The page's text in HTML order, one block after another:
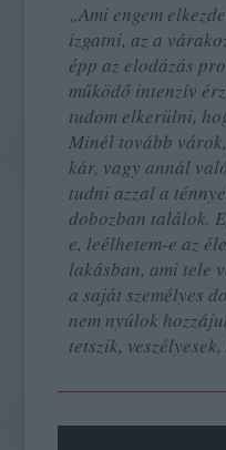
„Ami engem
izgatni, az a
épp az elodázás
működő intenzív
tudom elkerülni,
Minél tovább
kár, vagy annál
tudni azzal a
dobozban találok.
e, leélhetem-e az
lakásban, ami tele
a saját személyes
nem nyúlok
tetszik,